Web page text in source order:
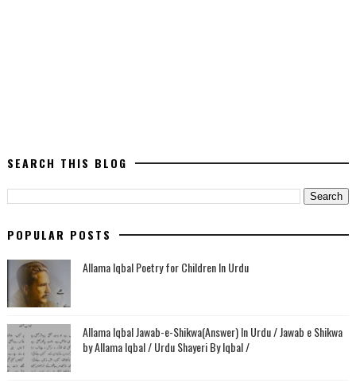
SEARCH THIS BLOG
POPULAR POSTS
Allama Iqbal Poetry for Children In Urdu
Allama Iqbal Jawab-e-Shikwa(Answer) In Urdu / Jawab e Shikwa
by Allama Iqbal / Urdu Shayeri By Iqbal /